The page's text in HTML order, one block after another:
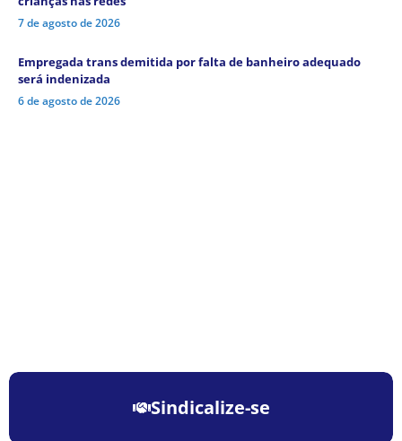
7 de agosto de 2026
Empregada trans demitida por falta de banheiro adequado
será indenizada
6 de agosto de 2026
Sindicalize-se